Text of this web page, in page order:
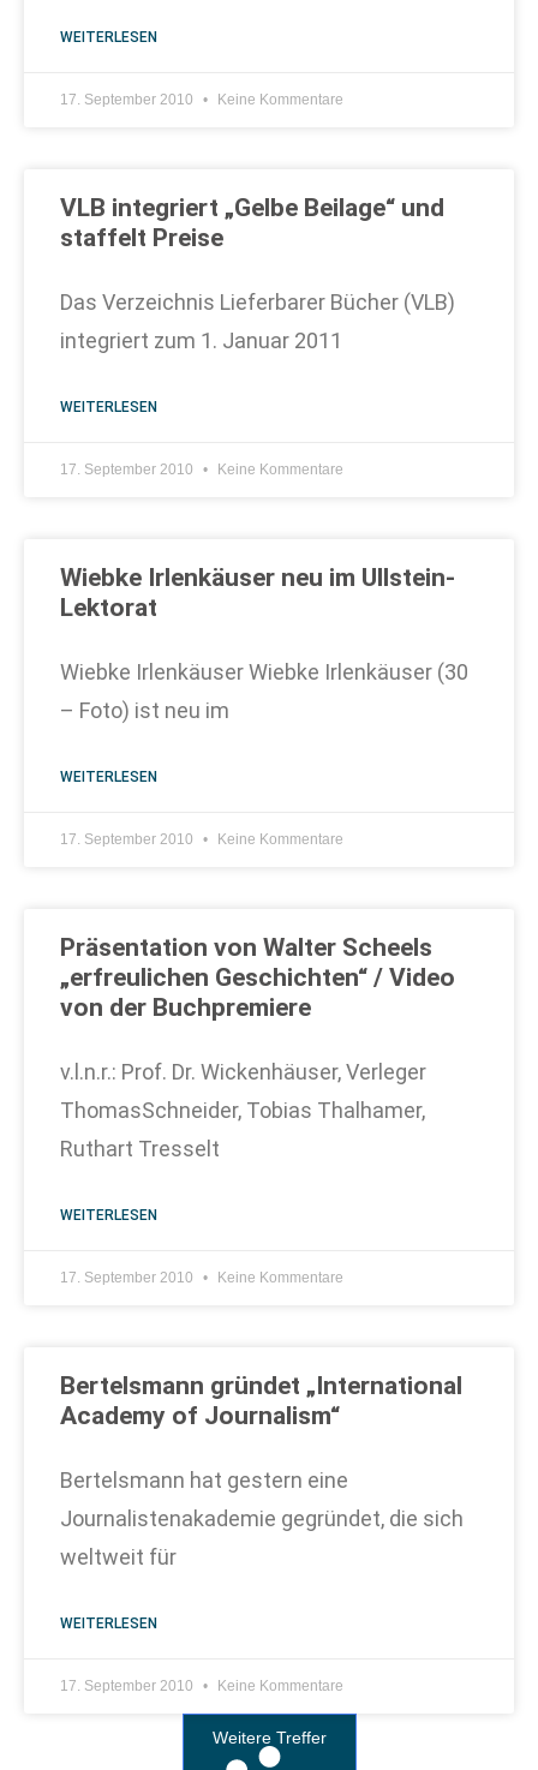
WEITERLESEN
17. September 2010 Keine Kommentare
VLB integriert „Gelbe Beilage“ und
staffelt Preise
Das Verzeichnis Lieferbarer Bücher (VLB)
integriert zum 1. Januar 2011
WEITERLESEN
17. September 2010 Keine Kommentare
Wiebke Irlenkäuser neu im Ullstein-
Lektorat
Wiebke Irlenkäuser Wiebke Irlenkäuser (30
– Foto) ist neu im
WEITERLESEN
17. September 2010 Keine Kommentare
Präsentation von Walter Scheels
„erfreulichen Geschichten“ / Video
von der Buchpremiere
v.l.n.r.: Prof. Dr. Wickenhäuser, Verleger
ThomasSchneider, Tobias Thalhamer,
Ruthart Tresselt
WEITERLESEN
17. September 2010 Keine Kommentare
Bertelsmann gründet „International
Academy of Journalism“
Bertelsmann hat gestern eine
Journalistenakademie gegründet, die sich
weltweit für
WEITERLESEN
17. September 2010 Keine Kommentare
Weitere Treffer